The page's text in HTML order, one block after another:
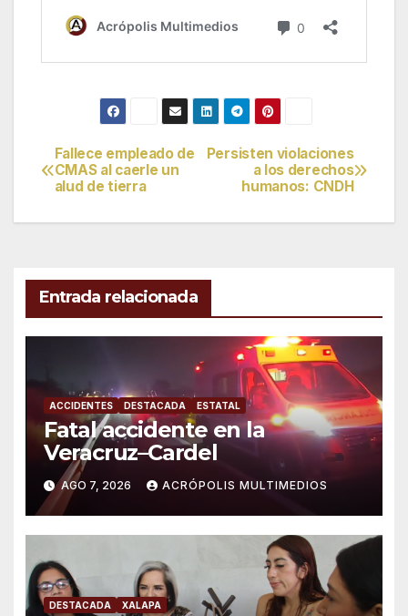
Navegación
de
Persisten violaciones
a los derechos
humanos: CNDH
Fallece empleado de
CMAS al caerle un
alud de tierra
Entrada relacionada
ACCIDENTES DESTACADA ESTATAL
Fatal accidente en la
Veracruz–Cardel
AGO 7, 2026 ACRÓPOLIS MULTIMEDIOS
DESTACADA XALAPA